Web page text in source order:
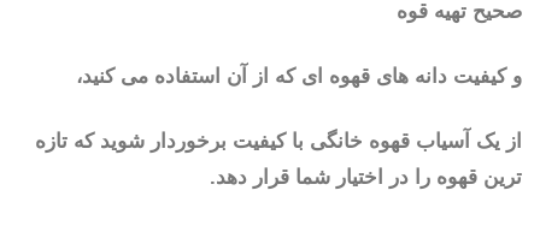
صحیح تهیه قوه
و کیفیت دانه های قهوه ای که از آن استفاده می کنید،
از یک آسیاب قهوه خانگی با کیفیت برخوردار شوید که تازه
ترین قهوه را در اختیار شما قرار دهد.